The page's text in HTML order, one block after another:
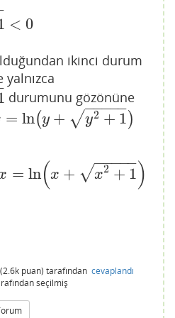
< 0
ikinci durum
durumunu gözönüne
= ln(y + y2 + 1
− −
−−−
√ )
ln y+y2+1)
= ln(x + x2 + 1
− −
−−−
√ )
− 1x =ln( x+ x2+1)
(2.6k puan) tarafından cevaplandı
seçilmiş